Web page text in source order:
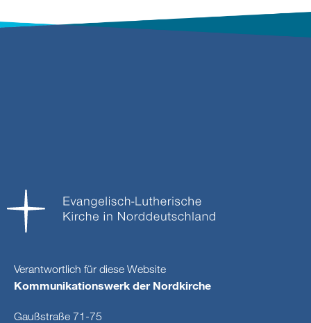
Verantwortlich für diese Website
Kommunikationswerk der Nordkirche
Gaußstraße 71-75